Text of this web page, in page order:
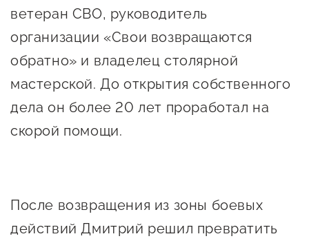
Социальные сети "Мой
Бизнес Югра"
Меры поддержки
поддержки
Образовательная поддержка
ветеран СВО, руководитель
организации «Свои возвращаются
обратно» и владелец столярной
мастерской. До открытия собственного
дела он более 20 лет проработал на
скорой помощи.
После возвращения из зоны боевых
действий Дмитрий решил превратить